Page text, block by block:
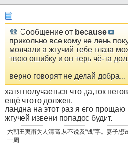
Сообщение от because
прикольно все кому не лень
молчали а жгучий тебе глаза
твою ошибку и он терь чё-та
верно говорят не делай добра...
хатя получаеться что да,ток
ещё чтото должен.
ландна на этот раз я его
жгучей извени попадос будит.
六朝王夷甫为人清高,从不说及“钱”字。妻子想
一周